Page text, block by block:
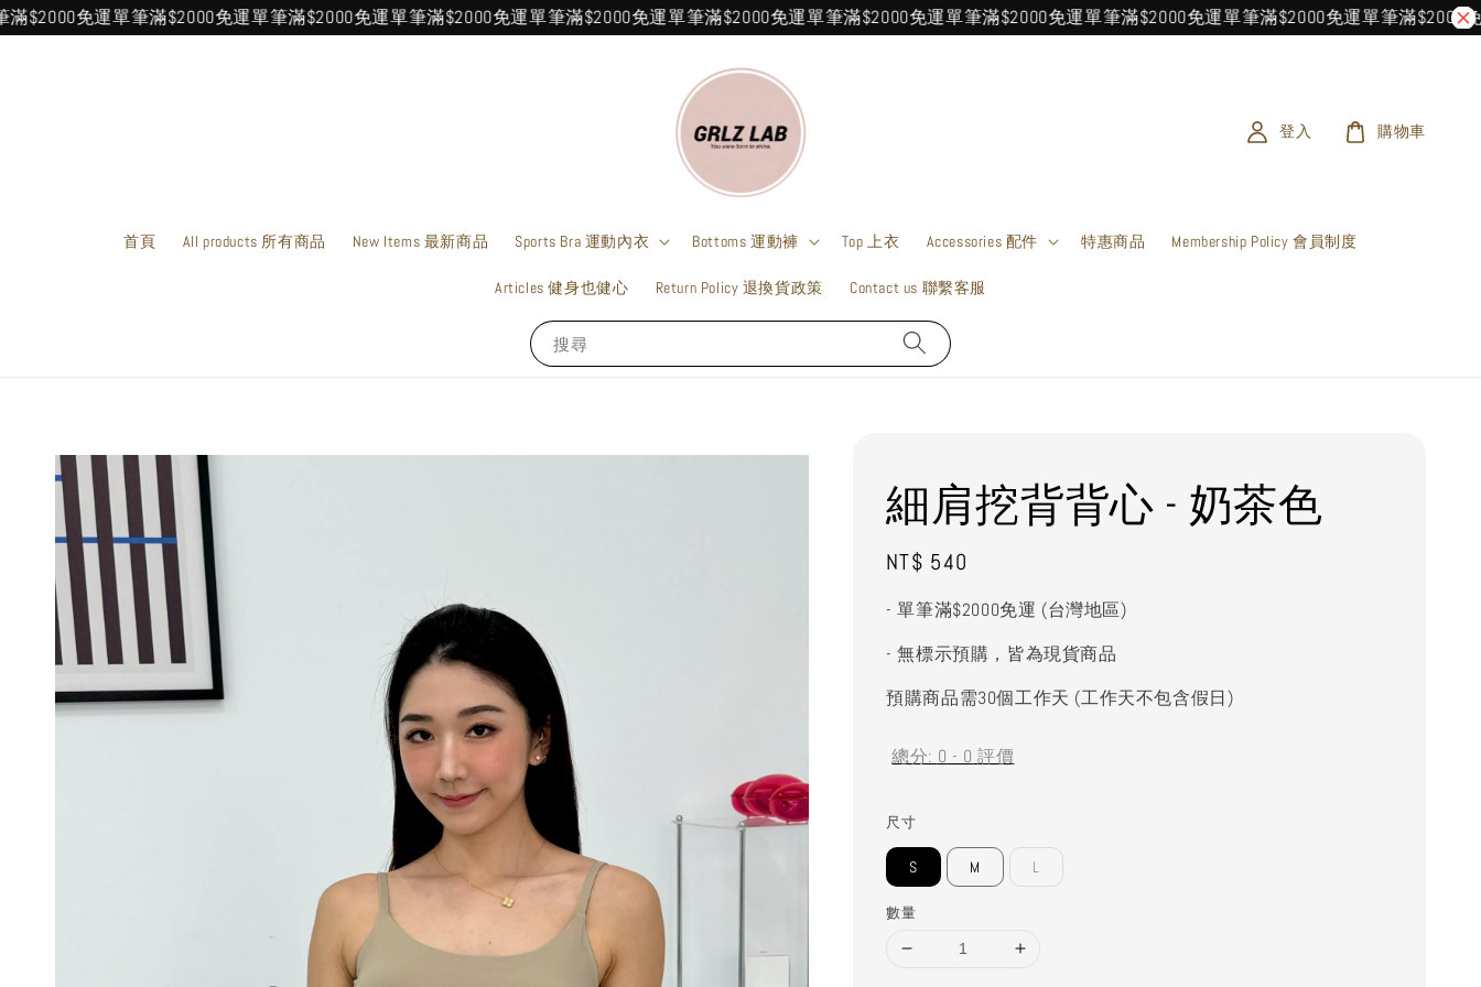
免運單筆滿$2000免運單筆滿$2000免運單筆滿$2000免運單筆滿$2000免運單筆滿$2000免運單筆滿$2000免運單筆滿$2000免運單筆滿$2000免運單筆滿$2000免運單筆滿$2000免運單
搜尋
首頁 All products 所有商品 New Items 最新商品 Sports Bra 運動內衣 Bottoms 運動褲 Top 上衣 Accessories 配件 特惠商品 Membership Policy 會員制度
Articles 健身也健心 Return Policy 退換貨政策 Contact us 聯繫客服
登入 購物車
細肩挖背背心 - 奶茶色
Regular
price
NT$ 540
- 單筆滿$2000免運 (台灣地區)
- 無標示預購，皆為現貨商品
預購商品需30個工作天 (工作天不包含假日)
總分: 0 - 0 評價
尺寸
S M L
數量